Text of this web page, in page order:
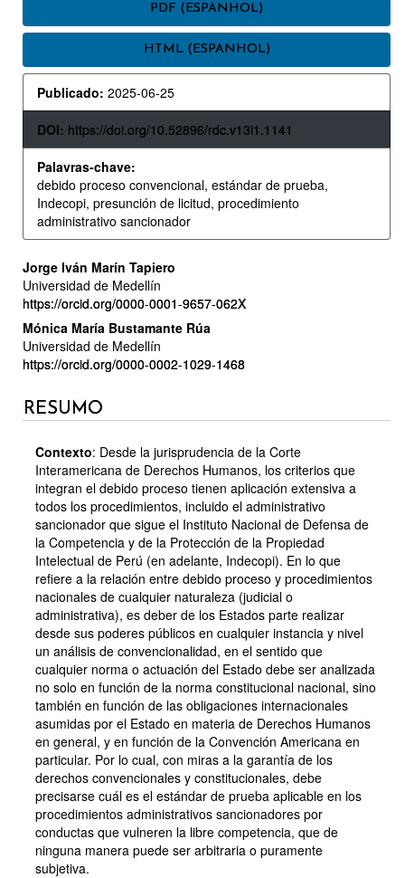
LATERAL
DE
ARTIGOS
PDF (ESPANHOL)
HTML (ESPANHOL)
Publicado: 2025-06-25
DOI: https://doi.org/10.52896/rdc.v13i1.1141
Palavras-chave:
debido proceso convencional, estándar de prueba,
Indecopi, presunción de licitud, procedimiento
administrativo sancionador
CONTEÚDO
DO
ARTIGO
PRINCIPAL
Jorge Iván Marín Tapiero
Universidad de Medellín
https://orcid.org/0000-0001-9657-062X
Mónica María Bustamante Rúa
Universidad de Medellín
https://orcid.org/0000-0002-1029-1468
RESUMO
Contexto: Desde la jurisprudencia de la Corte
Interamericana de Derechos Humanos, los criterios que
integran el debido proceso tienen aplicación extensiva a
todos los procedimientos, incluido el administrativo
sancionador que sigue el Instituto Nacional de Defensa de
la Competencia y de la Protección de la Propiedad
Intelectual de Perú (en adelante, Indecopi). En lo que
refiere a la relación entre debido proceso y procedimientos
nacionales de cualquier naturaleza (judicial o
administrativa), es deber de los Estados parte realizar
desde sus poderes públicos en cualquier instancia y nivel
un análisis de convencionalidad, en el sentido que
cualquier norma o actuación del Estado debe ser analizada
no solo en función de la norma constitucional nacional, sino
también en función de las obligaciones internacionales
asumidas por el Estado en materia de Derechos Humanos
en general, y en función de la Convención Americana en
particular. Por lo cual, con miras a la garantía de los
derechos convencionales y constitucionales, debe
precisarse cuál es el estándar de prueba aplicable en los
procedimientos administrativos sancionadores por
conductas que vulneren la libre competencia, que de
ninguna manera puede ser arbitraria o puramente
subjetiva.